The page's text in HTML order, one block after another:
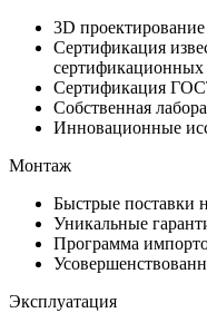
3D проектирование
Сертификация
сертификационных
Сертификация
Собственная
Инновационные
Монтаж
Быстрые поставки
Уникальные
Программа
Эксплуатация